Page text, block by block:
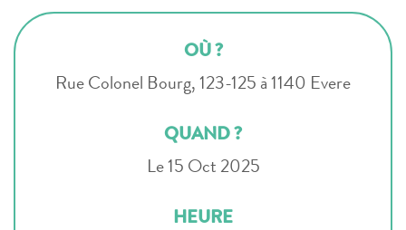
OÙ ?
Rue Colonel Bourg, 123-125 à 1140 Evere
QUAND ?
Le 15 Oct 2025
HEURE